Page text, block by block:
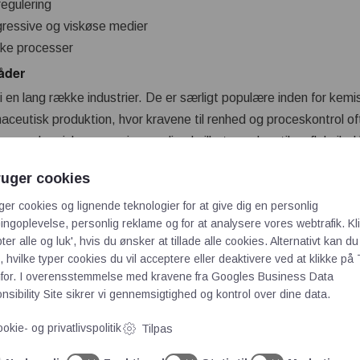
og viskøse medier
processer
en lang række industrier. De er særligt populære inden for
produktion, hvor kravene til renhed og proceskontrol
og kemisk aggressive medier, hvilket gør dem til en fleksibel
materialer som PVC, PP, PVDF eller rustfrit stål ofte for at
de medier, der transporteres gennem systemet. Membraner
eller andre elastomerer afhængigt af proceskravene.
forskellige tilslutningsmuligheder, herunder flanger, gevind
rørsystem og de gældende proceskrav.
begrænset. Den mest almindelige serviceopgave er
cookies
cookies og lignende teknologier for at give dig en personlig
personlig reklame og for at analysere vores webtrafik.
alle og luk', hvis du ønsker at tillade alle cookies. Alternativt kan du
hvilke typer cookies du vil acceptere eller deaktivere ved at klikke på
I overensstemmelse med kravene fra Googles Business Data
Site sikrer vi gennemsigtighed og kontrol over dine data.
og privatlivspolitik Tilpas